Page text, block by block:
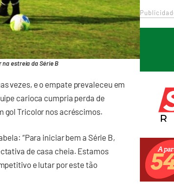
na estreia da Série B
vezes, e o empate prevaleceu em
carioca cumpria perda de
gol Tricolor nos acréscimos.
“Para iniciar bem a Série B,
de casa cheia. Estamos
e lutar por este tão